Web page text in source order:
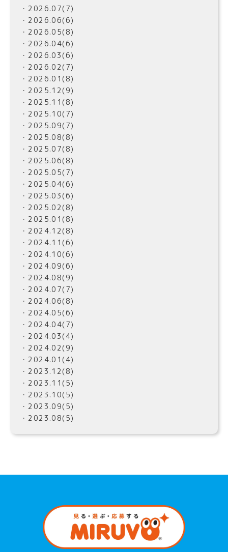
・2026.07(7)
・2026.06(6)
・2026.05(8)
・2026.04(6)
・2026.03(6)
・2026.02(7)
・2026.01(8)
・2025.12(9)
・2025.11(8)
・2025.10(7)
・2025.09(7)
・2025.08(8)
・2025.07(8)
・2025.06(8)
・2025.05(7)
・2025.04(6)
・2025.03(6)
・2025.02(8)
・2025.01(8)
・2024.12(8)
・2024.11(6)
・2024.10(6)
・2024.09(6)
・2024.08(9)
・2024.07(7)
・2024.06(8)
・2024.05(6)
・2024.04(7)
・2024.03(4)
・2024.02(9)
・2024.01(4)
・2023.12(8)
・2023.11(5)
・2023.10(5)
・2023.09(5)
・2023.08(5)